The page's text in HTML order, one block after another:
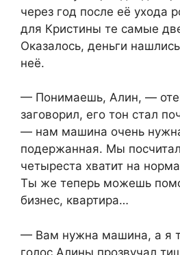
через год после её ухода
для Кристины те самые
Оказалось, деньги
неё.
— Понимаешь, Алин, —
заговорил, его тон стал
— нам машина очень
подержанная. Мы
четыреста хватит на
Ты же теперь можешь
бизнес, квартира…
— Вам нужна машина, а я
голос Алины прозвучал